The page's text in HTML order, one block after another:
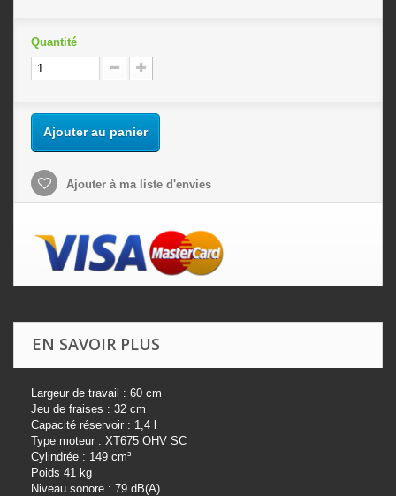
Quantité
Ajouter au panier
Ajouter à ma liste d'envies
EN SAVOIR PLUS
Largeur de travail : 60 cm
Jeu de fraises : 32 cm
Capacité réservoir : 1,4 l
Type moteur : XT675 OHV SC
Cylindrée : 149 cm³
Poids 41 kg
Niveau sonore : 79 dB(A)